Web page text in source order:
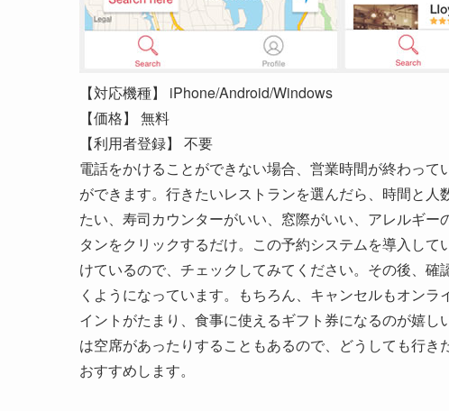
【対応機種】 iPhone/Android/Windows
【価格】 無料
【利用者登録】 不要
電話をかけることができない場合、営業時間が終わっ
ができます。行きたいレストランを選んだら、時間と
たい、寿司カウンターがいい、窓際がいい、アレルギ
タンをクリックするだけ。この予約システムを導入し
けているので、チェックしてみてください。その後、
くようになっています。もちろん、キャンセルもオン
イントがたまり、食事に使えるギフト券になるのが嬉
は空席があったりすることもあるので、どうしても行
おすすめします。